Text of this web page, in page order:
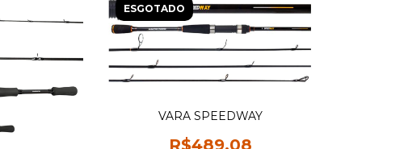
ESGOTADO
VARA SPEEDWAY
R$489,08